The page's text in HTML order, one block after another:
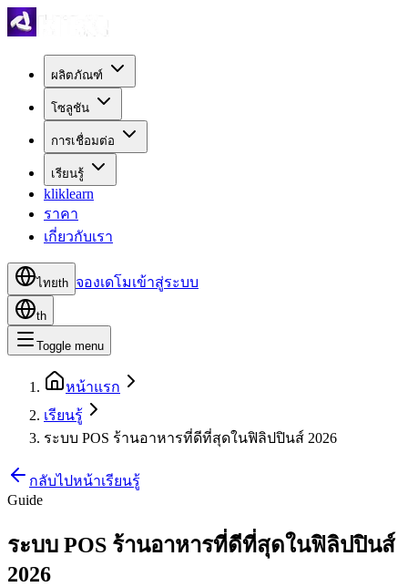
ผลิตภัณฑ์
โซลูชัน
การเชื่อมต่อ
เรียนรู้
kliklearn
ราคา
เกี่ยวกับเรา
ไทยth จองเดโมเข้าสู่ระบบ
th
Toggle menu
หน้าแรก
เรียนรู้
ระบบ POS ร้านอาหารที่ดีที่สุดในฟิลิปปินส์ 2026
กลับไปหน้าเรียนรู้
Guide
ระบบ POS ร้านอาหารที่ดีที่สุดในฟิลิปปินส์
2026